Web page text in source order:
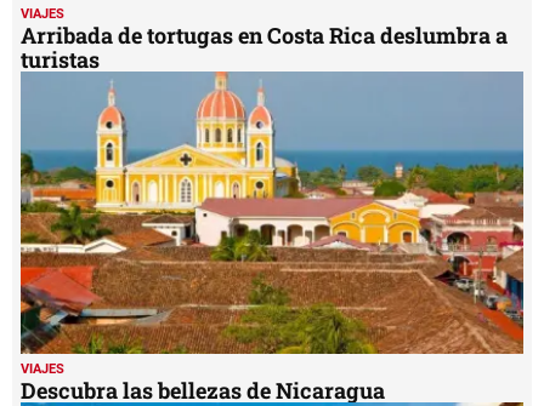
VIAJES
Arribada de tortugas en Costa Rica deslumbra a
turistas
VIAJES
Descubra las bellezas de Nicaragua